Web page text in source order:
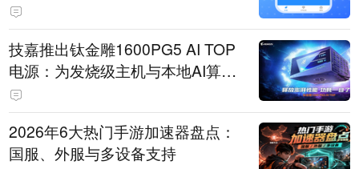
技嘉推出钛金雕1600PG5 AI TOP
电源：为发烧级主机与本地AI算力
打造旗舰供电方案
2026年6大热门手游加速器盘点：
国服、外服与多设备支持